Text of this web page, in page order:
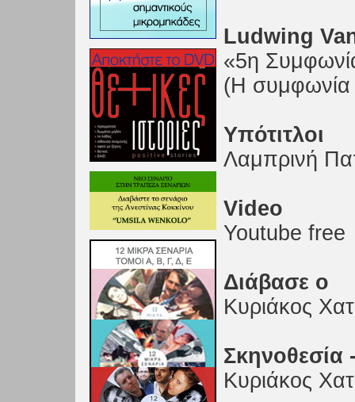
Ludwing
«5η
(Η συμφωνία
Υπότιτλοι
Λαμπρινή
Video
Youtube free
Διάβασε ο
Κυριάκος
Σκηνοθεσία
Κυριάκος